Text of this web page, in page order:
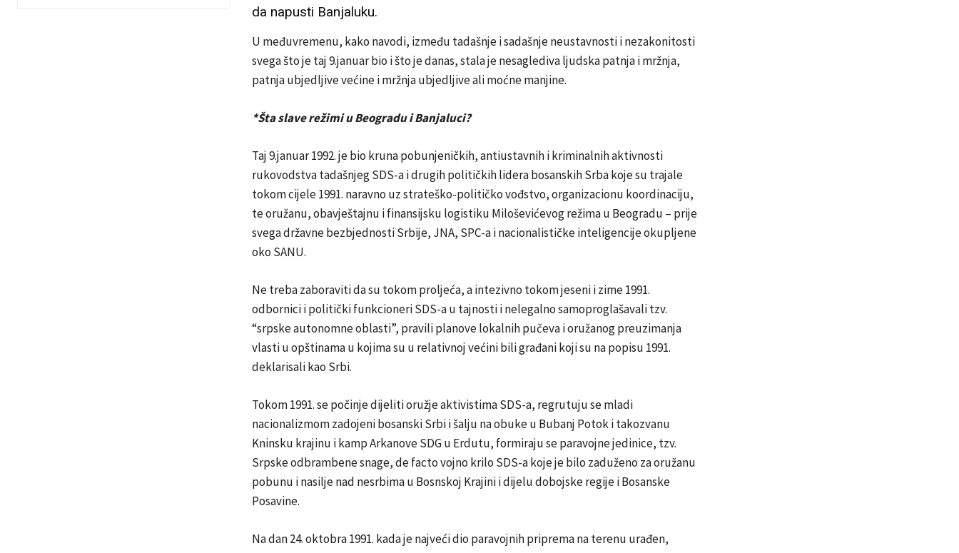
da napusti Banjaluku.
U međuvremenu, kako navodi, između tadašnje i sadašnje neustavnosti i nezakonitosti
svega što je taj 9.januar bio i što je danas, stala je nesaglediva ljudska patnja i mržnja,
patnja ubjedljive većine i mržnja ubjedljive ali moćne manjine.
*Šta slave režimi u Beogradu i Banjaluci?
Taj 9.januar 1992. je bio kruna pobunjeničkih, antiustavnih i kriminalnih aktivnosti
rukovodstva tadašnjeg SDS-a i drugih političkih lidera bosanskih Srba koje su trajale
tokom cijele 1991. naravno uz strateško-političko vođstvo, organizacionu koordinaciju,
te oružanu, obavještajnu i finansijsku logistiku Miloševićevog režima u Beogradu – prije
svega državne bezbjednosti Srbije, JNA, SPC-a i nacionalističke inteligencije okupljene
oko SANU.
Ne treba zaboraviti da su tokom proljeća, a intezivno tokom jeseni i zime 1991.
odbornici i politički funkcioneri SDS-a u tajnosti i nelegalno samoproglašavali tzv.
“srpske autonomne oblasti”, pravili planove lokalnih pučeva i oružanog preuzimanja
vlasti u opštinama u kojima su u relativnoj većini bili građani koji su na popisu 1991.
deklarisali kao Srbi.
Tokom 1991. se počinje dijeliti oružje aktivistima SDS-a, regrutuju se mladi
nacionalizmom zadojeni bosanski Srbi i šalju na obuke u Bubanj Potok i takozvanu
Kninsku krajinu i kamp Arkanove SDG u Erdutu, formiraju se paravojne jedinice, tzv.
Srpske odbrambene snage, de facto vojno krilo SDS-a koje je bilo zaduženo za oružanu
pobunu i nasilje nad nesrbima u Bosnskoj Krajini i dijelu dobojske regije i Bosanske
Posavine.
Na dan 24. oktobra 1991. kada je najveći dio paravojnih priprema na terenu urađen,